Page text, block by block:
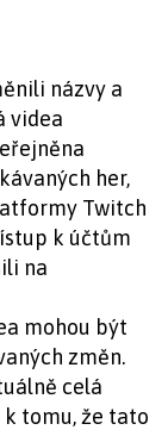
názvy a
videa
her,
Twitch
k účtům
na
mohou být
změn.
celá
tomu, že tato